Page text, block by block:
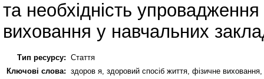
та необхідність
виховання у навчальних
Тип ресурсу: Стаття
Ключові слова: здоров я, здоровий спосіб життя, фізичне виховання,